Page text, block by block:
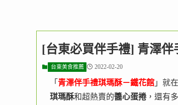
[台東必買伴手禮] 青澤伴
台東美食推薦 2022-02-20
「 青澤伴手禮琪瑪酥－鐵花館 」就
琪瑪酥和超熱賣的醬心蛋捲，還有